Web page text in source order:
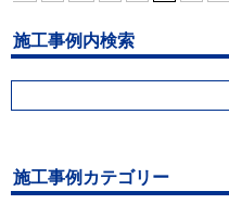
施工事例内検索
施工事例カテゴリー